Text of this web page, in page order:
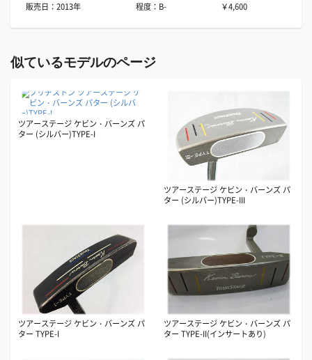
販売日：2013年 程度：B- ￥4,600
似ているモデルのページ
ツアーステージ ケビン・バーンズ パ
ター (シルバー)TYPE-I
ツアーステージ ケビン・バーンズ パ
ター (シルバー)TYPE-III
ツアーステージ ケビン・バーンズ パ
ター TYPE-I
ツアーステージ ケビン・バーンズ パ
ター TYPE-II(インサートあり)